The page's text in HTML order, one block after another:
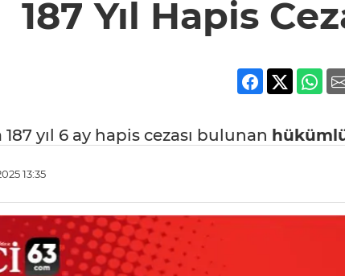
187 Yıl Hapis
yıl 6 ay hapis cezası bulunan
13:35